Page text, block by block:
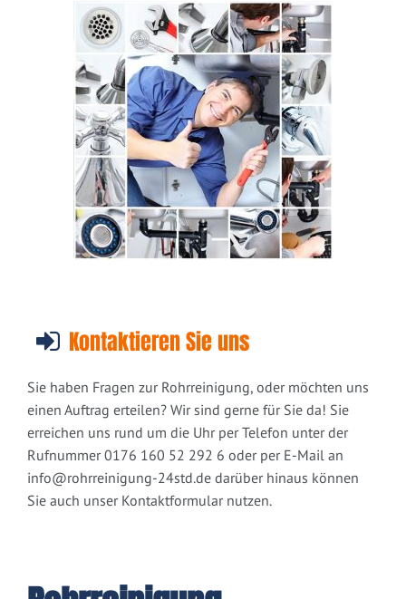
Kontaktieren Sie uns
Sie haben Fragen zur Rohrreinigung, oder möchten uns
einen Auftrag erteilen? Wir sind gerne für Sie da! Sie
erreichen uns rund um die Uhr per Telefon unter der
Rufnummer 0176 160 52 292 6 oder per E-Mail an
info@rohrreinigung-24std.de darüber hinaus können
Sie auch unser Kontaktformular nutzen.